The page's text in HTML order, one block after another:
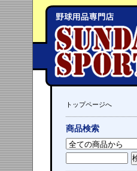
トップページへ
商品検索